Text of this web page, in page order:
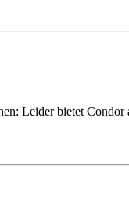
Leider bietet